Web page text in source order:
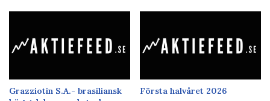
Grazziotin S.A.- brasiliansk
Första halvåret 2026